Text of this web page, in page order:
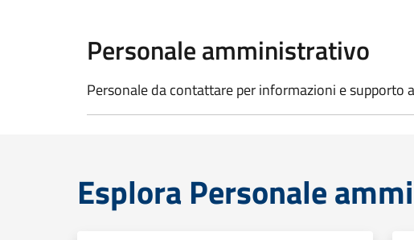
Personale amministrativo
Personale da contattare per informazioni e supporto
Esplora Personale